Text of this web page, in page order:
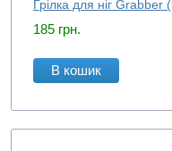
Грілка для ніг Grabber
185 грн.
В кошик